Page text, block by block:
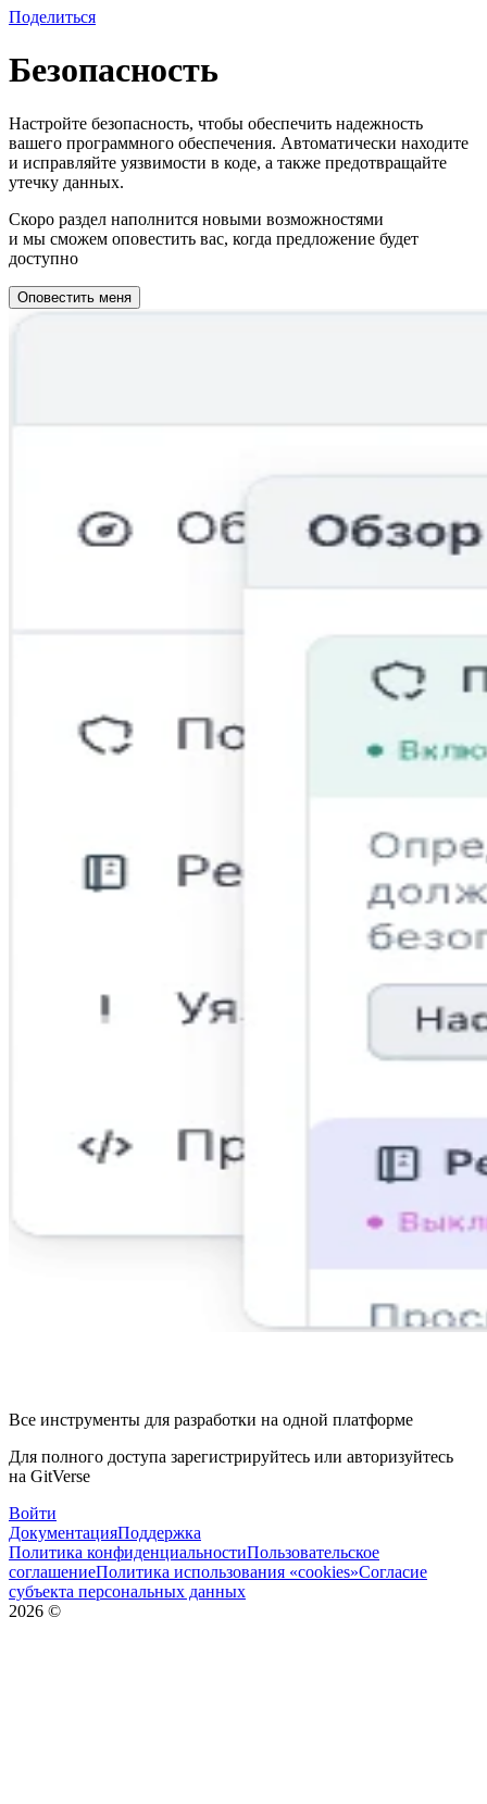
Поделиться
Безопасность
Настройте безопасность, чтобы обеспечить надежность
вашего программного обеспечения. Автоматически находите
и исправляйте уязвимости в коде, а также предотвращайте
утечку данных.
Скоро раздел наполнится новыми возможностями
и мы сможем оповестить вас, когда предложение будет
доступно
Оповестить меня
Все инструменты для разработки на одной платформе
Для полного доступа зарегистрируйтесь или авторизуйтесь
на GitVerse
Войти
ДокументацияПоддержка
Политика конфиденциальностиПользовательское
соглашениеПолитика использования «cookies»Согласие
субъекта персональных данных
2026 ©